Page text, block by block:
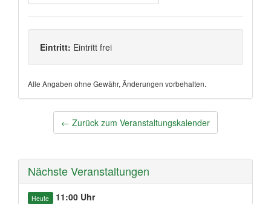
Eintritt: Eintritt frei
Alle Angaben ohne Gewähr, Änderungen vorbehalten.
Post← Zurück zum Veranstaltungskalender
Nächste Veranstaltungen
Heute 11:00 Uhr